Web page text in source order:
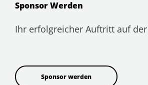
Sponsor Werden
Ihr erfolgreicher Auftritt auf der
Sponsor werden